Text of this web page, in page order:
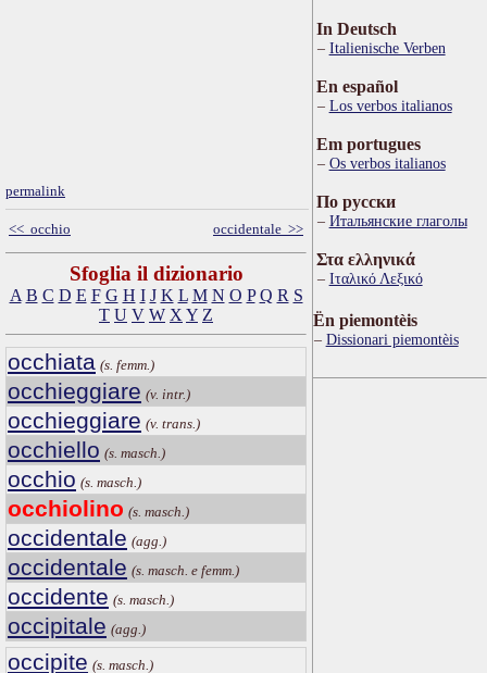
permalink
<< occhio occidentale >>
Sfoglia il dizionario
A B C D E F G H I J K L M N O P Q R S
T U V W X Y Z
occhiata (s. femm.)
occhieggiare (v. intr.)
occhieggiare (v. trans.)
occhiello (s. masch.)
occhio (s. masch.)
occhiolino (s. masch.)
occidentale (agg.)
occidentale (s. masch. e femm.)
occidente (s. masch.)
occipitale (agg.)
occipite (s. masch.)
In Deutsch
Italienische Verben
En español
Los verbos italianos
Em portugues
Os verbos italianos
По русски
Итальянские глаголы
Στα ελληνικά
Ιταλικό Λεξικό
Ën piemontèis
Dissionari piemontèis